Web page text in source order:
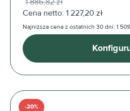
Cena netto: 1 227,20 zł
Najniższa cena z ostatnich 30 dni: 1
-20%